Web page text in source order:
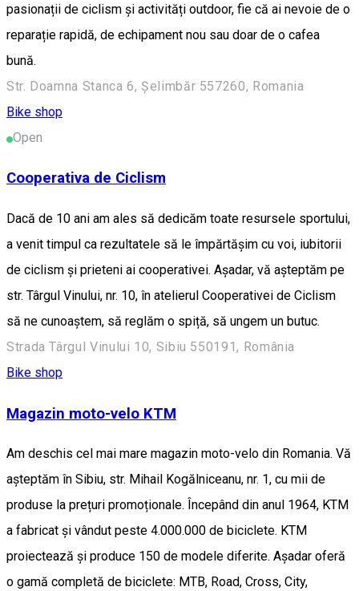
pasionații de ciclism și activități outdoor, fie că ai nevoie de o
reparație rapidă, de echipament nou sau doar de o cafea
bună.
Str. Doamna Stanca 6, Șelimbăr 557260, Romania
Bike shop
Open
Cooperativa de Ciclism
Dacă de 10 ani am ales să dedicăm toate resursele sportului,
a venit timpul ca rezultatele să le împărtășim cu voi, iubitorii
de ciclism și prieteni ai cooperativei. Așadar, vă așteptăm pe
str. Târgul Vinului, nr. 10, în atelierul Cooperativei de Ciclism
să ne cunoaștem, să reglăm o spiță, să ungem un butuc.
Strada Târgul Vinului 10, Sibiu 550191, România
Bike shop
Magazin moto-velo KTM
Am deschis cel mai mare magazin moto-velo din Romania. Vă
așteptăm în Sibiu, str. Mihail Kogălniceanu, nr. 1, cu mii de
produse la prețuri promoționale. Începând din anul 1964, KTM
a fabricat și vândut peste 4.000.000 de biciclete. KTM
proiectează și produce 150 de modele diferite. Așadar oferă
o gamă completă de biciclete: MTB, Road, Cross, City,